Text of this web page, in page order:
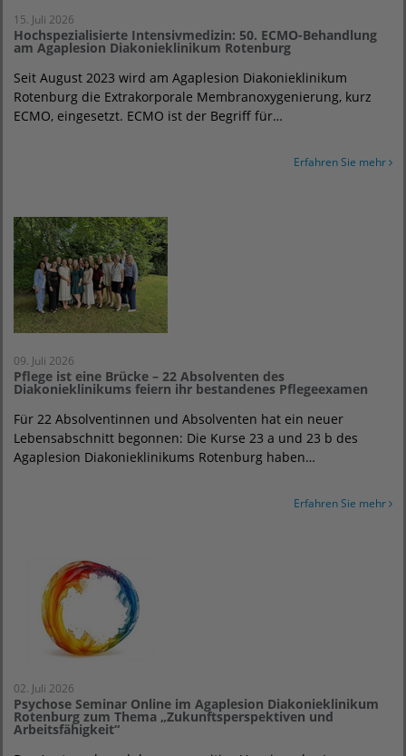
15. Juli 2026
Hochspezialisierte Intensivmedizin: 50. ECMO-Behandlung
am Agaplesion Diakonieklinikum Rotenburg
Seit August 2023 wird am Agaplesion Diakonieklinikum
Rotenburg die Extrakorporale Membranoxygenierung, kurz
ECMO, eingesetzt. ECMO ist der Begriff für…
Erfahren Sie mehr
09. Juli 2026
Pflege ist eine Brücke – 22 Absolventen des
Diakonieklinikums feiern ihr bestandenes Pflegeexamen
Für 22 Absolventinnen und Absolventen hat ein neuer
Lebensabschnitt begonnen: Die Kurse 23 a und 23 b des
Agaplesion Diakonieklinikums Rotenburg haben…
Erfahren Sie mehr
02. Juli 2026
Psychose Seminar Online im Agaplesion Diakonieklinikum
Rotenburg zum Thema „Zukunftsperspektiven und
Arbeitsfähigkeit“